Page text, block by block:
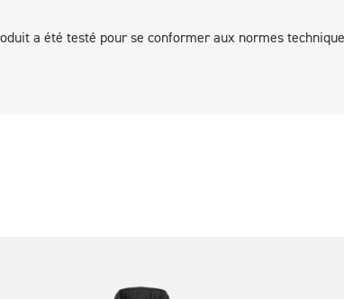
a été testé pour se conformer aux normes